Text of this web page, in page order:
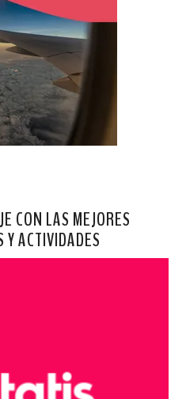
CON LAS MEJORES
Y ACTIVIDADES